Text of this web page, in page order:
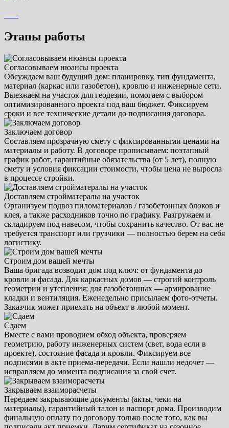
Этапы работы
Согласовываем нюансы проекта
Обсуждаем ваш будущий дом: планировку, тип фундамента,
материал (каркас или газобетон), кровлю и инженерные сети.
Выезжаем на участок для геодезии, помогаем с выбором
оптимизированного проекта под ваш бюджет. Фиксируем
сроки и все технические детали до подписания договора.
Заключаем договор
Составляем прозрачную смету с фиксированными ценами на
материалы и работу. В договоре прописываем: поэтапный
график работ, гарантийные обязательства (от 5 лет), полную
смету и условия фиксации стоимости, чтобы цена не выросла
в процессе стройки.
Доставляем стройматералы на участок
Организуем подвоз пиломатериалов / газобетонных блоков и
клея, а также расходников точно по графику. Разгружаем и
складируем под навесом, чтобы сохранить качество. От вас не
требуется транспорт или грузчики — полностью берем на себя
логистику.
Строим дом вашей мечты
Ваша бригада возводит дом под ключ: от фундамента до
кровли и фасада. Для каркасных домов — строгий контроль
геометрии и утепления; для газобетонных — армирование
кладки и вентиляция. Еженедельно присылаем фото-отчеты.
Заказчик может приехать на объект в любой момент.
Сдаем
Вместе с вами проводием обход объекта, проверяем
геометрию, работу инженерных систем (свет, вода если в
проекте), состояние фасада и кровли. Фиксируем все
подписями в акте приема-передачи. Если нашли недочет —
исправляем до момента подписания за свой счет.
Закрываем взаиморасчеты
Передаем закрывающие документы (акты, чеки на
материалы), гарантийный талон и паспорт дома. Производим
финальную оплату по договору только после того, как вы